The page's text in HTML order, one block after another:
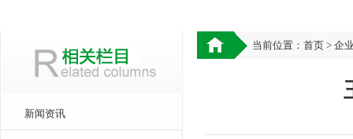
新闻资讯
当前位置： 首页 > 企